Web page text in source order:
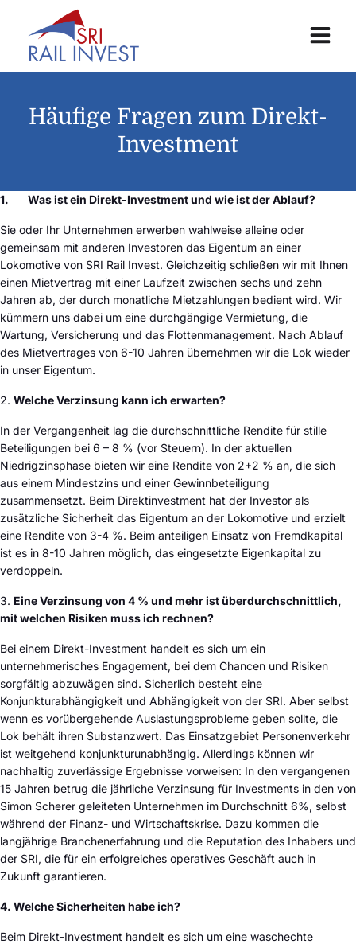
Häufige Fragen zum Direkt-
Investment
1. Was ist ein Direkt-Investment und wie ist der Ablauf?
Sie oder Ihr Unternehmen erwerben wahlweise alleine oder
gemeinsam mit anderen Investoren das Eigentum an einer
Lokomotive von SRI Rail Invest. Gleichzeitig schließen wir mit Ihnen
einen Mietvertrag mit einer Laufzeit zwischen sechs und zehn
Jahren ab, der durch monatliche Mietzahlungen bedient wird. Wir
kümmern uns dabei um eine durchgängige Vermietung, die
Wartung, Versicherung und das Flottenmanagement. Nach Ablauf
des Mietvertrages von 6-10 Jahren übernehmen wir die Lok wieder
in unser Eigentum.
2. Welche Verzinsung kann ich erwarten?
In der Vergangenheit lag die durchschnittliche Rendite für stille
Beteiligungen bei 6 – 8 % (vor Steuern). In der aktuellen
Niedrigzinsphase bieten wir eine Rendite von 2+2 % an, die sich
aus einem Mindestzins und einer Gewinnbeteiligung
zusammensetzt. Beim Direktinvestment hat der Investor als
zusätzliche Sicherheit das Eigentum an der Lokomotive und erzielt
eine Rendite von 3-4 %. Beim anteiligen Einsatz von Fremdkapital
ist es in 8-10 Jahren möglich, das eingesetzte Eigenkapital zu
verdoppeln.
3. Eine Verzinsung von 4 % und mehr ist überdurchschnittlich,
mit welchen Risiken muss ich rechnen?
Bei einem Direkt-Investment handelt es sich um ein
unternehmerisches Engagement, bei dem Chancen und Risiken
sorgfältig abzuwägen sind. Sicherlich besteht eine
Konjunkturabhängigkeit und Abhängigkeit von der SRI. Aber selbst
wenn es vorübergehende Auslastungsprobleme geben sollte, die
Lok behält ihren Substanzwert. Das Einsatzgebiet Personenverkehr
ist weitgehend konjunkturunabhängig. Allerdings können wir
nachhaltig zuverlässige Ergebnisse vorweisen: In den vergangenen
15 Jahren betrug die jährliche Verzinsung für Investments in den von
Simon Scherer geleiteten Unternehmen im Durchschnitt 6%, selbst
während der Finanz- und Wirtschaftskrise. Dazu kommen die
langjährige Branchenerfahrung und die Reputation des Inhabers und
der SRI, die für ein erfolgreiches operatives Geschäft auch in
Zukunft garantieren.
4. Welche Sicherheiten habe ich?
Beim Direkt-Investment handelt es sich um eine waschechte